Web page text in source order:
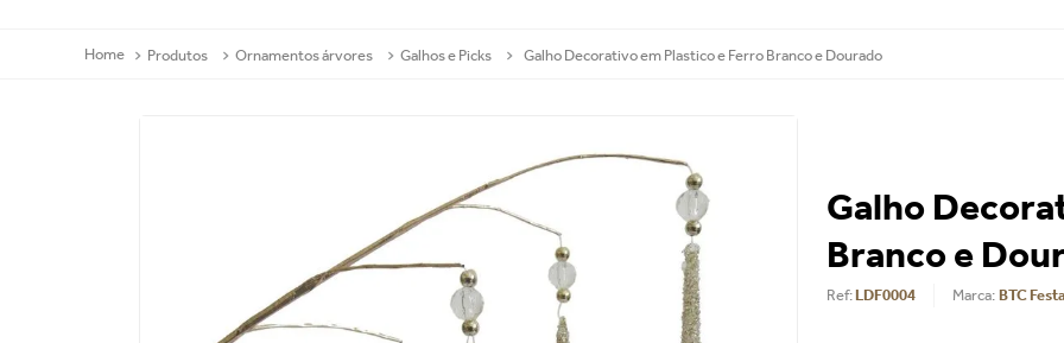
Produtos Ornamentos árvores Galhos e Picks Galho Decorativo em Plastico e Ferro Branco e Dourado
Galho
Branco e
Ref:LDF0004 BTC